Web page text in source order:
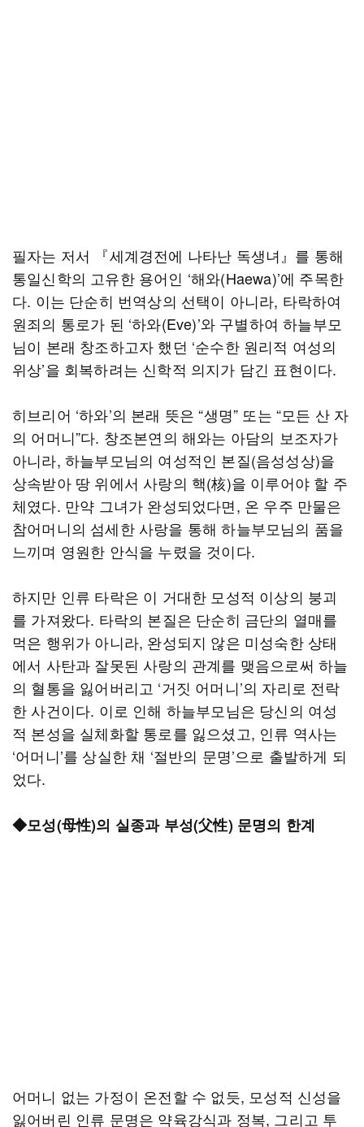
필자는 저서 『세계경전에 나타난 독생녀』를 통해
통일신학의 고유한 용어인 ‘해와(Haewa)’에 주목한
다. 이는 단순히 번역상의 선택이 아니라, 타락하여
원죄의 통로가 된 ‘하와(Eve)’와 구별하여 하늘부모
님이 본래 창조하고자 했던 ‘순수한 원리적 여성의
위상’을 회복하려는 신학적 의지가 담긴 표현이다.
히브리어 ‘하와’의 본래 뜻은 “생명” 또는 “모든 산 자
의 어머니”다. 창조본연의 해와는 아담의 보조자가
아니라, 하늘부모님의 여성적인 본질(음성성상)을
상속받아 땅 위에서 사랑의 핵(核)을 이루어야 할 주
체였다. 만약 그녀가 완성되었다면, 온 우주 만물은
참어머니의 섬세한 사랑을 통해 하늘부모님의 품을
느끼며 영원한 안식을 누렸을 것이다.
하지만 인류 타락은 이 거대한 모성적 이상의 붕괴
를 가져왔다. 타락의 본질은 단순히 금단의 열매를
먹은 행위가 아니라, 완성되지 않은 미성숙한 상태
에서 사탄과 잘못된 사랑의 관계를 맺음으로써 하늘
의 혈통을 잃어버리고 ‘거짓 어머니’의 자리로 전락
한 사건이다. 이로 인해 하늘부모님은 당신의 여성
적 본성을 실체화할 통로를 잃으셨고, 인류 역사는
‘어머니’를 상실한 채 ‘절반의 문명’으로 출발하게 되
었다.
◆모성(母性)의 실종과 부성(父性) 문명의 한계
어머니 없는 가정이 온전할 수 없듯, 모성적 신성을
잃어버린 인류 문명은 약육강식과 정복, 그리고 투